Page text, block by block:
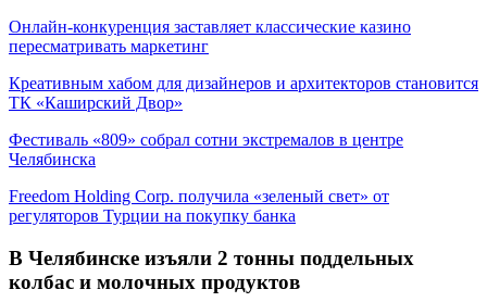
Онлайн-конкуренция заставляет классические казино
пересматривать маркетинг
Креативным хабом для дизайнеров и архитекторов становится
ТК «Каширский Двор»
Фестиваль «809» собрал сотни экстремалов в центре
Челябинска
Freedom Holding Corp. получила «зеленый свет» от
регуляторов Турции на покупку банка
В Челябинске изъяли 2 тонны поддельных
колбас и молочных продуктов